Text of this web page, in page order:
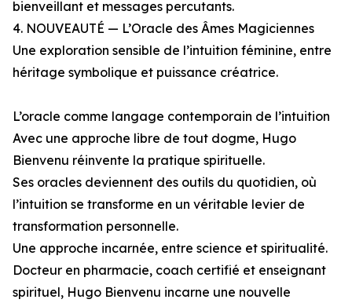
bienveillant et messages percutants.
4. NOUVEAUTÉ — L’Oracle des Âmes Magiciennes
Une exploration sensible de l’intuition féminine, entre
héritage symbolique et puissance créatrice.
L’oracle comme langage contemporain de l’intuition
Avec une approche libre de tout dogme, Hugo
Bienvenu réinvente la pratique spirituelle.
Ses oracles deviennent des outils du quotidien, où
l’intuition se transforme en un véritable levier de
transformation personnelle.
Une approche incarnée, entre science et spiritualité.
Docteur en pharmacie, coach certifié et enseignant
spirituel, Hugo Bienvenu incarne une nouvelle